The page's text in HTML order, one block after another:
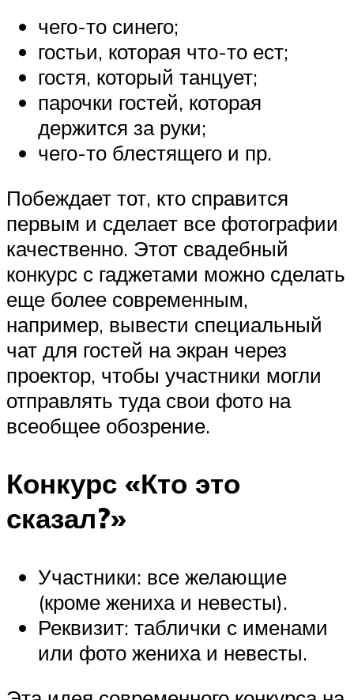
чего-то синего;
гостьи, которая что-то ест;
гостя, который танцует;
парочки гостей, которая
держится за руки;
чего-то блестящего и пр.
Побеждает тот, кто справится
первым и сделает все фотографии
качественно. Этот свадебный
конкурс с гаджетами можно сделать
еще более современным,
например, вывести специальный
чат для гостей на экран через
проектор, чтобы участники могли
отправлять туда свои фото на
всеобщее обозрение.
Конкурс «Кто это
сказал?»
Участники: все желающие
(кроме жениха и невесты).
Реквизит: таблички с именами
или фото жениха и невесты.